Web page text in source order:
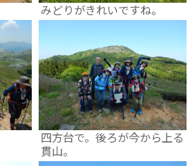
みどりがきれいですね。
四方台で。後ろが今から上る
貫山。